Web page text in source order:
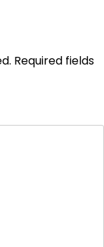
Required fields